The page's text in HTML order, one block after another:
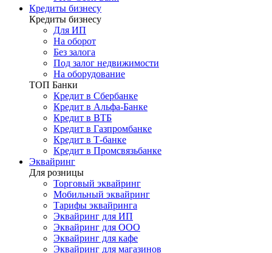
Кредиты бизнесу
Кредиты бизнесу
Для ИП
На оборот
Без залога
Под залог недвижимости
На оборудование
ТОП Банки
Кредит в Сбербанке
Кредит в Альфа-Банке
Кредит в ВТБ
Кредит в Газпромбанке
Кредит в Т-банке
Кредит в Промсвязьбанке
Эквайринг
Для розницы
Торговый эквайринг
Мобильный эквайринг
Тарифы эквайринга
Эквайринг для ИП
Эквайринг для ООО
Эквайринг для кафе
Эквайринг для магазинов